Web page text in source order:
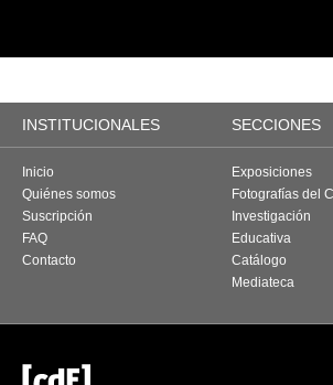
INSTITUCIONALES SECCIONES
Inicio
Quiénes somos
Suscripción
FAQ
Contacto
Exposiciones
Fotografías del
Investigación
Educativa
Catálogo
Mediateca